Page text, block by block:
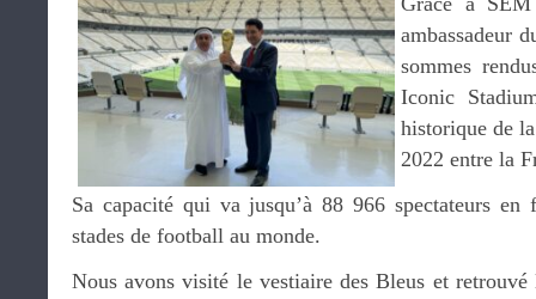
ambassadeur
sommes
Iconic
historique de
2022 entre la
Sa capacité qui va jusqu’à 88 966 spectateurs
stades de football au monde.
Nous avons visité le vestiaire des Bleus et